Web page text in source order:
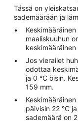
Tässä on
sademäärään ja
maaliskuuhun
Jos vierailet
odottaa
ja 0 °C öisin.
159 mm.
päivisin 22 °C
sademäärä on